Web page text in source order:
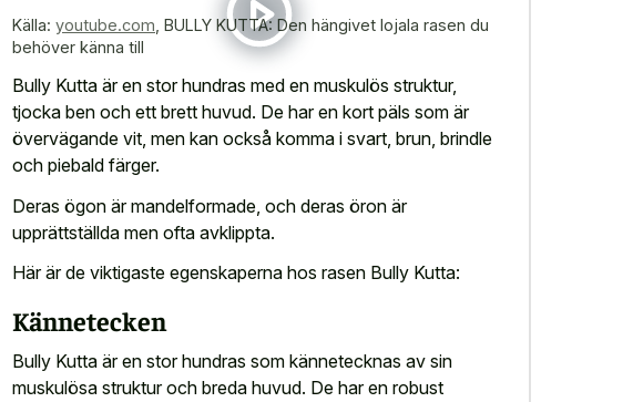
Källa: youtube.com BULLY KUTTA: Den hängivet lojala rasen du
behöver känna till
Bully Kutta är en stor hundras med en muskulös struktur,
tjocka ben och ett brett huvud. De har en kort päls som är
övervägande vit, men kan också komma i svart, brun, brindle
och piebald färger.
Deras ögon är mandelformade, och deras öron är
upprättställda men ofta avklippta.
Här är de viktigaste egenskaperna hos rasen Bully Kutta:
Kännetecken
Bully Kutta är en stor hundras som kännetecknas av sin
muskulösa struktur och breda huvud. De har en robust